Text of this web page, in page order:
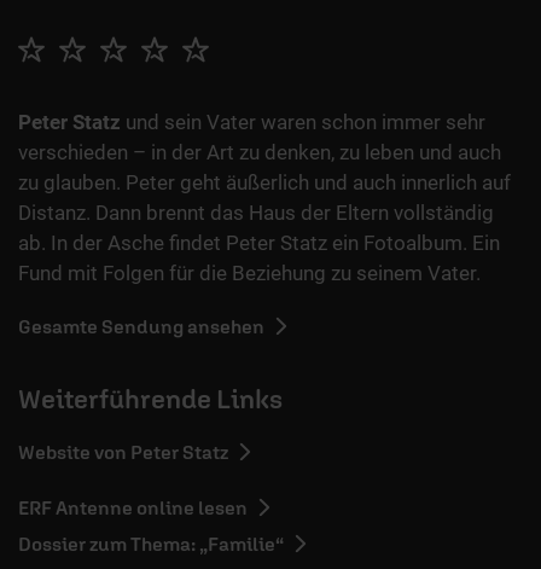
Peter Statz und sein Vater waren schon immer sehr
verschieden – in der Art zu denken, zu leben und auch
zu glauben. Peter geht äußerlich und auch innerlich auf
Distanz. Dann brennt das Haus der Eltern vollständig
ab. In der Asche findet Peter Statz ein Fotoalbum. Ein
Fund mit Folgen für die Beziehung zu seinem Vater.
Gesamte Sendung ansehen
Weiterführende Links
Website von Peter Statz
ERF Antenne online lesen
Dossier zum Thema: „Familie“